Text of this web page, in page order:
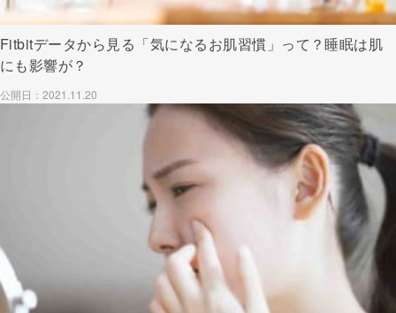
Fitbitデータから見る「気になるお肌習慣」って？睡眠は肌
にも影響が？
公開日：2021.11.20